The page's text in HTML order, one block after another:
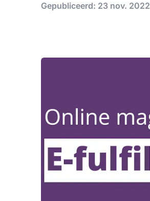
Gepubliceerd: 23 nov. 2022